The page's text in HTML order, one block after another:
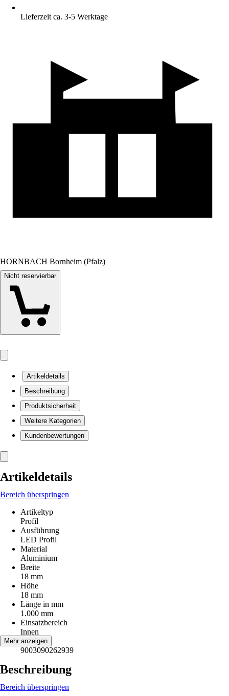
Lieferzeit ca. 3-5 Werktage
HORNBACH Bornheim (Pfalz)
Nicht reservierbar
Artikeldetails
Beschreibung
Produktsicherheit
Weitere Kategorien
Kundenbewertungen
Artikeldetails
Bereich überspringen
Artikeltyp
Profil
Ausführung
LED Profil
Material
Aluminium
Breite
18 mm
Höhe
18 mm
Länge in mm
1.000 mm
Einsatzbereich
Innen
EAN
9003090262939
Mehr anzeigen
Beschreibung
Bereich überspringen